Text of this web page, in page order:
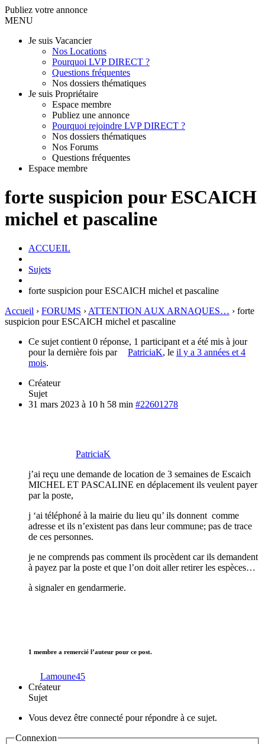
Publiez votre annonce
MENU
Je suis Vacancier
Nos Locations
Pourquoi LVP DIRECT ?
Questions fréquentes
Nos dossiers thématiques
Je suis Propriétaire
Espace membre
Publiez une annonce
Pourquoi rejoindre LVP DIRECT ?
Nos dossiers thématiques
Nos Forums
Questions fréquentes
Espace membre
forte suspicion pour ESCAICH
michel et pascaline
ACCUEIL
Sujets
forte suspicion pour ESCAICH michel et pascaline
Accueil › FORUMS › ATTENTION AUX ARNAQUES… › forte
suspicion pour ESCAICH michel et pascaline
Ce sujet contient 0 réponse, 1 participant et a été mis à jour
pour la dernière fois par
PatriciaK, le il y a 3 années et 4
mois.
Créateur
Sujet
31 mars 2023 à 10 h 58 min #22601278
PatriciaK
j’ai reçu une demande de location de 3 semaines de Escaich
MICHEL ET PASCALINE en déplacement ils veulent payer
par la poste,
j ‘ai téléphoné à la mairie du lieu qu’ ils donnent comme
adresse et ils n’existent pas dans leur commune; pas de trace
de ces personnes.
je ne comprends pas comment ils procèdent car ils demandent
à payez par la poste et que l’on doit aller retirer les espèces…
à signaler en gendarmerie.
1 membre a remercié l’auteur pour ce post.
Lamoune45
Créateur
Sujet
Vous devez être connecté pour répondre à ce sujet.
Connexion